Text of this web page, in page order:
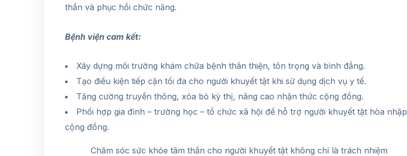
thần và phục hồi chức năng.
Bệnh viện cam kết:
Xây dựng môi trường khám chữa bệnh thân thiện, tôn trọng và bình đẳng.
Tạo điều kiện tiếp cận tối đa cho người khuyết tật khi sử dụng dịch vụ y tế.
Tăng cường truyền thông, xóa bỏ kỳ thị, nâng cao nhận thức cộng đồng.
Phối hợp gia đình – trường học – tổ chức xã hội để hỗ trợ người khuyết tật hòa nhập
cộng đồng.
Chăm sóc sức khỏe tâm thần cho người khuyết tật không chỉ là trách nhiệm